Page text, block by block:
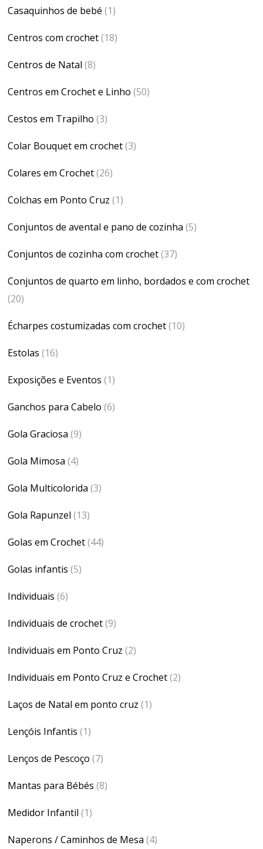
Casaquinhos de bebé (1)
Centros com crochet(18)
Centros de Natal (8)
Centros em Crochet e Linho (50)
Cestos em Trapilho (3)
Colar Bouquet em crochet(3)
Colares em Crochet(26)
Colchas em Ponto Cruz (1)
Conjuntos de avental e pano de cozinha (5)
Conjuntos de cozinha com crochet(37)
Conjuntos de quarto em linho, bordados e com crochet
(20)
Écharpes costumizadas com crochet(10)
Estolas (16)
Exposições e Eventos (1)
Ganchos para Cabelo (6)
Gola Graciosa (9)
Gola Mimosa (4)
Gola Multicolorida (3)
Gola Rapunzel (13)
Golas em Crochet(44)
Golas infantis (5)
Individuais (6)
Individuais de crochet(9)
Individuais em Ponto Cruz (2)
Individuais em Ponto Cruz e Crochet(2)
Laços de Natal em ponto cruz (1)
Lençóis Infantis (1)
Lenços de Pescoço (7)
Mantas para Bébés (8)
Medidor Infantil (1)
Naperons / Caminhos de Mesa (4)